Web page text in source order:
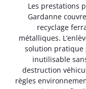
Les prestations
Gardanne
recyclage
métalliques.
solution pratique
inutilisable
destruction
règles